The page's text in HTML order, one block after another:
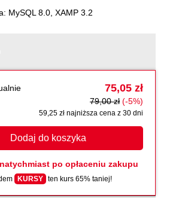
MySQL 8.0, XAMP 3.2
75,05 zł
79,00 zł (-5%)
59,25 zł najniższa cena z 30 dni
Dodaj do koszyka
po opłaceniu zakupu
KURSY ten kurs 65% taniej!